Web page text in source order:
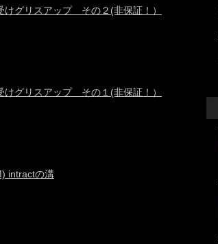
けグリスアップ その２(非保証！）
けグリスアップ その１(非保証！）
intractの溝